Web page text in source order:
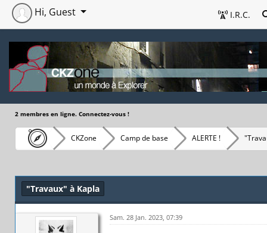
I.R.C.
Hi, Guest
2 membres en ligne. Connectez-vous !
CKZone Camp de base ALERTE !
"Travaux" à Kapla
Sam. 28 Jan. 2023, 07:39